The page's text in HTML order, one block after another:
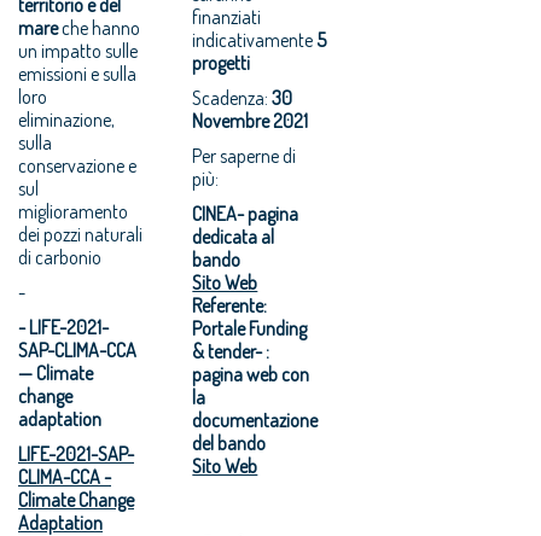
mareche hanno
un impatto sulle
emissioni e sulla
loro
eliminazione,
sulla
conservazione e
sul
miglioramento
dei pozzi naturali
di carbonio
-
- LIFE-2021-
SAP-CLIMA-CCA
— Climate
change
adaptation
LIFE-2021-SAP-
CLIMA-CCA -
Climate Change
Adaptation
finanziati
indicativamente 5
progetti
Scadenza:30
Novembre 2021
Per saperne di
più:
CINEA- pagina
dedicata al
bando
Sito Web
Referente:
Portale Funding
& tender- :
pagina web con
la
documentazione
del bando
Sito Web